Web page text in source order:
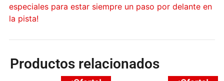
especiales para estar siempre un paso por delante en
la pista!
Productos relacionados